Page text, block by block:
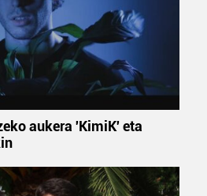
aukera 'KimiK' eta